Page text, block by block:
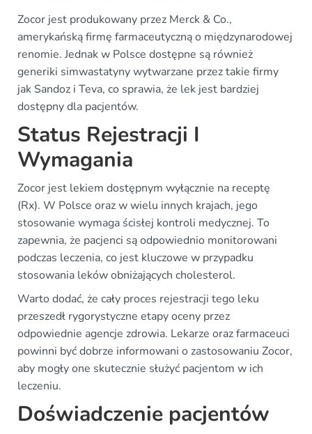
Zocor jest produkowany przez Merck & Co.,
amerykańską firmę farmaceutyczną o międzynarodowej
renomie. Jednak w Polsce dostępne są również
generiki simwastatyny wytwarzane przez takie firmy
jak Sandoz i Teva, co sprawia, że lek jest bardziej
dostępny dla pacjentów.
Status Rejestracji I
Wymagania
Zocor jest lekiem dostępnym wyłącznie na receptę
(Rx). W Polsce oraz w wielu innych krajach, jego
stosowanie wymaga ścisłej kontroli medycznej. To
zapewnia, że pacjenci są odpowiednio monitorowani
podczas leczenia, co jest kluczowe w przypadku
stosowania leków obniżających cholesterol.
Warto dodać, że cały proces rejestracji tego leku
przeszedł rygorystyczne etapy oceny przez
odpowiednie agencje zdrowia. Lekarze oraz farmaceuci
powinni być dobrze informowani o zastosowaniu Zocor,
aby mogły one skutecznie służyć pacjentom w ich
leczeniu.
Doświadczenie pacjentów